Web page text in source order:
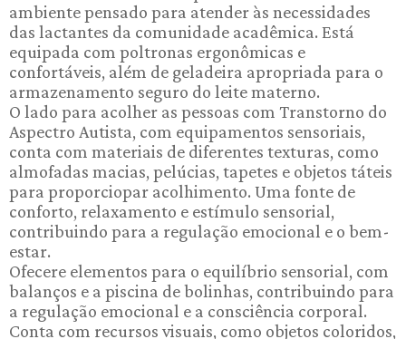
ambiente pensado para atender às necessidades
das lactantes da comunidade acadêmica. Está
equipada com poltronas ergonômicas e
confortáveis, além de geladeira apropriada para o
armazenamento seguro do leite materno.
O lado para acolher as pessoas com Transtorno do
Aspectro Autista, com equipamentos sensoriais,
conta com materiais de diferentes texturas, como
almofadas macias, pelúcias, tapetes e objetos táteis
para proporciopar acolhimento. Uma fonte de
conforto, relaxamento e estímulo sensorial,
contribuindo para a regulação emocional e o bem-
estar.
Ofecere elementos para o equilíbrio sensorial, com
balanços e a piscina de bolinhas, contribuindo para
a regulação emocional e a consciência corporal.
Conta com recursos visuais, como objetos coloridos,